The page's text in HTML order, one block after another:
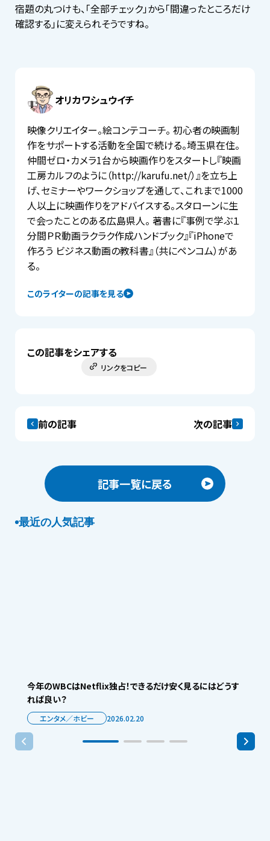
宿題の丸つけも、「全部チェック」から「間違ったところだけ
確認する」に変えられそうですね。
オリカワシュウイチ
このライターの記事を見る
映像クリエイター。絵コンテコーチ。 初心者の映画制
作をサポートする活動を全国で続ける。埼玉県在住。
仲間ゼロ・カメラ1台から映画作りをスタートし『映画
工房カルフのように（http://karufu.net/）』を立ち上
げ、セミナーやワークショップを通して、これまで1000
人以上に映画作りをアドバイスする。スタローンに生
で会ったことのある広島県人。 著書に『事例で学ぶ１
分間ＰＲ動画ラクラク作成ハンドブック』『iPhoneで
作ろう ビジネス動画の教科書』（共にペンコム）があ
る。
この記事をシェアする
リンクをコピー
前の記事 次の記事
記事一覧に戻る
最近の人気記事
今年のWBCはNetflix独占！できるだけ安く見るにはどうす
れば良い？
エンタメ／ホビー 2026.02.20